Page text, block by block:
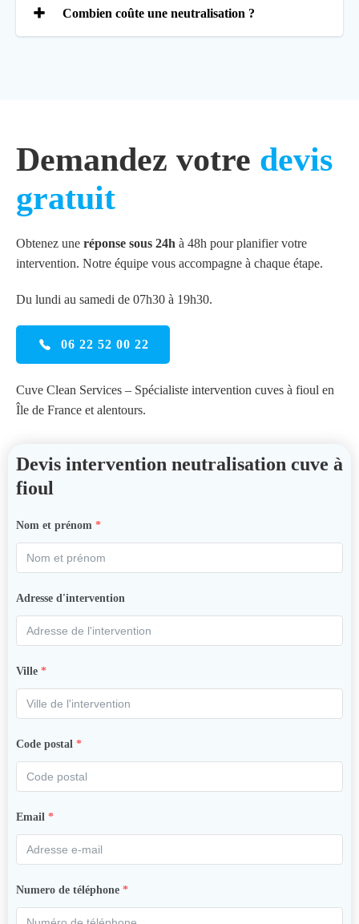
Combien coûte une neutralisation ?
Demandez votre devis
gratuit
Obtenez une réponse sous 24h à 48h pour planifier votre
intervention. Notre équipe vous accompagne à chaque étape.
Du lundi au samedi de 07h30 à 19h30.
06 22 52 00 22
Cuve Clean Services – Spécialiste intervention cuves à fioul en
Île de France et alentours.
Devis intervention neutralisation cuve à
fioul
Nom et prénom *
Adresse d'intervention
Ville *
Code postal *
Email *
Numero de téléphone *